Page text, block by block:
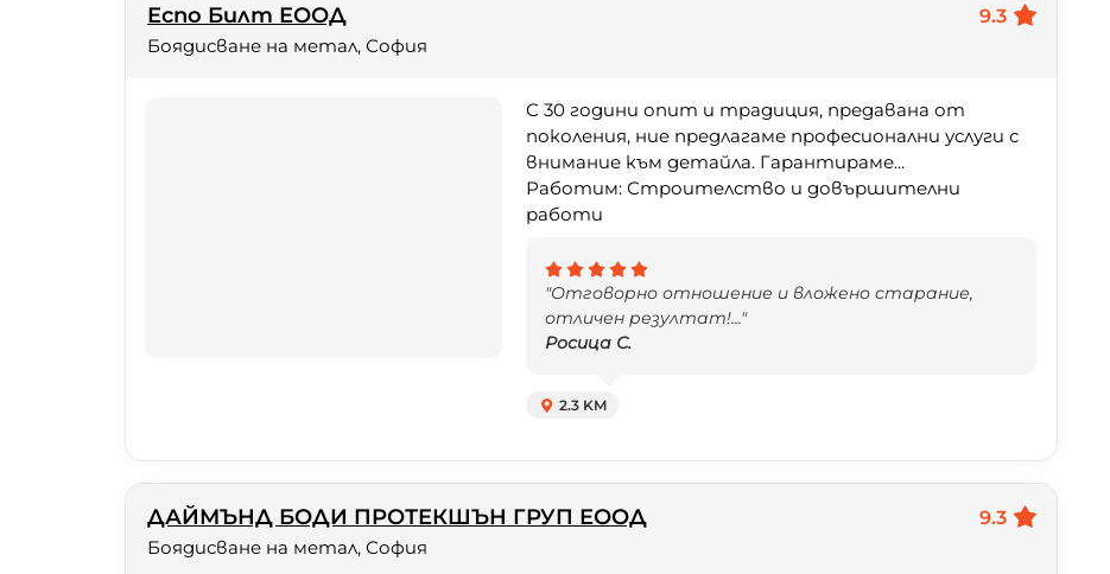
Еспо Билт ЕООД
9.3
Боядисване на метал, София
С 30 години опит и традиция, предавана от
поколения, ние предлагаме професионални услуги с
внимание към детайла. Гарантираме...
Работим: Строителство и довършителни
работи
"Отговорно отношение и вложено старание,
отличен резултат!..."
Росица С.
2.3 KM
ДАЙМЪНД БОДИ ПРОТЕКШЪН ГРУП ЕООД
9.3
Боядисване на метал, София